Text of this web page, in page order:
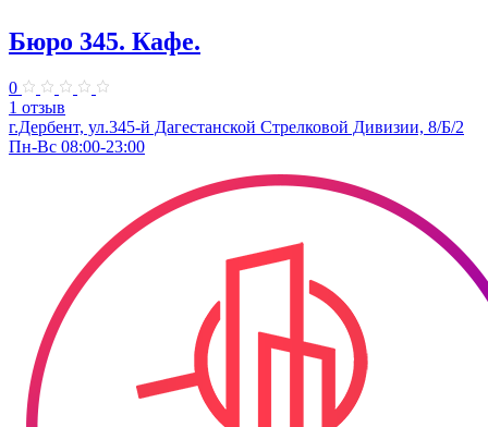
Бюро 345. Кафе.
0
1 отзыв
г.Дербент, ​ул.345-й Дагестанской Стрелковой Дивизии, 8/Б/2
Пн-Вс 08:00-23:00